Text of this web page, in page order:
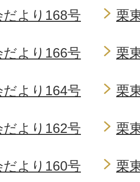
だより168号 栗
だより166号 栗
だより164号 栗
だより162号 栗
だより160号 栗